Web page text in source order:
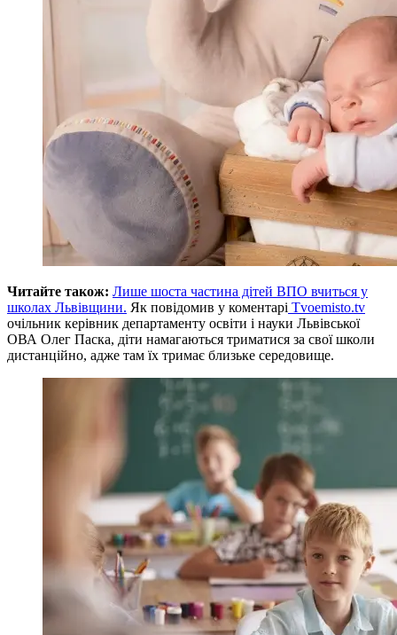
Читайте також: Лише шоста частина дітей ВПО вчиться у
школах Львівщини. Як повідомив у коментарі Tvoemisto.tv
очільник керівник департаменту освіти і науки Львівської
ОВА Олег Паска, діти намагаються триматися за свої школи
дистанційно, адже там їх тримає близьке середовище.